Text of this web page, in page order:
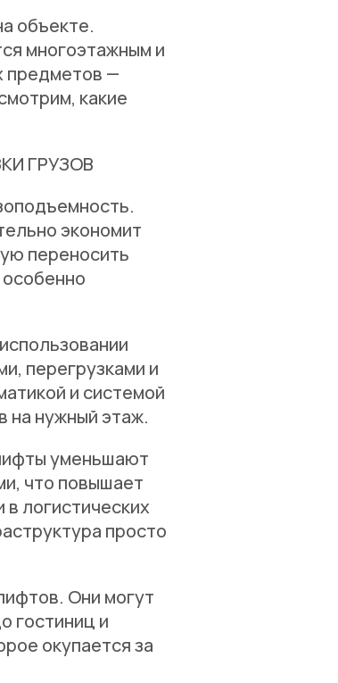
объекте.
многоэтажным и
предметов —
какие
ГРУЗОВ
экономит
переносить
перегрузками и
и системой
на нужный этаж.
уменьшают
что повышает
логистических
просто
Они могут
гостиниц и
окупается за